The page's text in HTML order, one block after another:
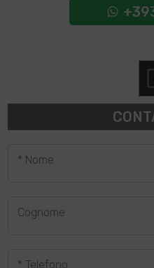
* Nome
Cognome
* Telefono